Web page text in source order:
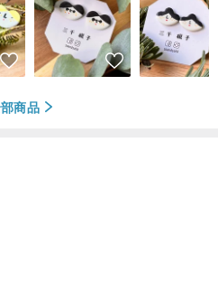
商品